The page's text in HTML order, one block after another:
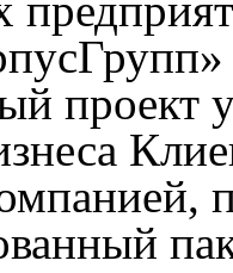
проект